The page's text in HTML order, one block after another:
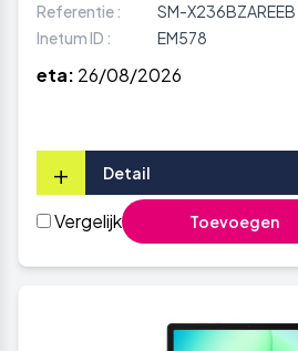
Referentie :
SM-X236BZAREEB
Inetum ID :
EM578
eta: 26/08/2026
+ Detail
Vergelijk Toevoegen